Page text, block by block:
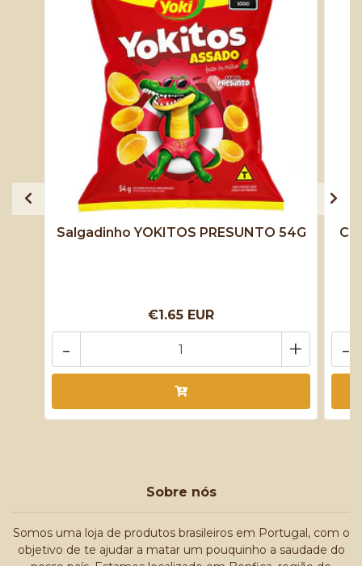
Salgadinho YOKITOS PRESUNTO 54G
€1.65 EUR
+
- -
Sobre nós
Somos uma loja de produtos brasileiros em Portugal, com o
objetivo de te ajudar a matar um pouquinho a saudade do